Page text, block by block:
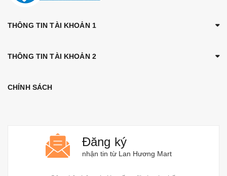
THÔNG TIN TÀI KHOẢN 1
THÔNG TIN TÀI KHOẢN 2
CHÍNH SÁCH
Đăng ký
nhận tin từ Lan Hương Mart